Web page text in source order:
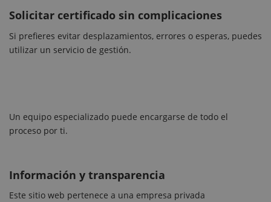
Solicitar certificado sin complicaciones
Si prefieres evitar desplazamientos, errores o esperas, puedes
utilizar un servicio de gestión.
Un equipo especializado puede encargarse de todo el
proceso por ti.
Información y transparencia
Este sitio web pertenece a una empresa privada